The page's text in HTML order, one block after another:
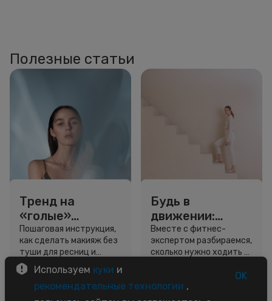
Полезные статьи
Тренд на
«голые»
ресницы: как
выглядеть
свежо, не
используя тушь
Пошаговая инструкция,
как сделать макияж без
туши для ресниц и
звёздный образ для
вдохновения.
3 минуты
Будь в
движении:
сколько нужно
шагов для
красоты и
Вместе с фитнес-
экспертом разбираемся,
сколько нужно ходить и
5 минут
Используем куки и
рекомендательные технологии ,
OK